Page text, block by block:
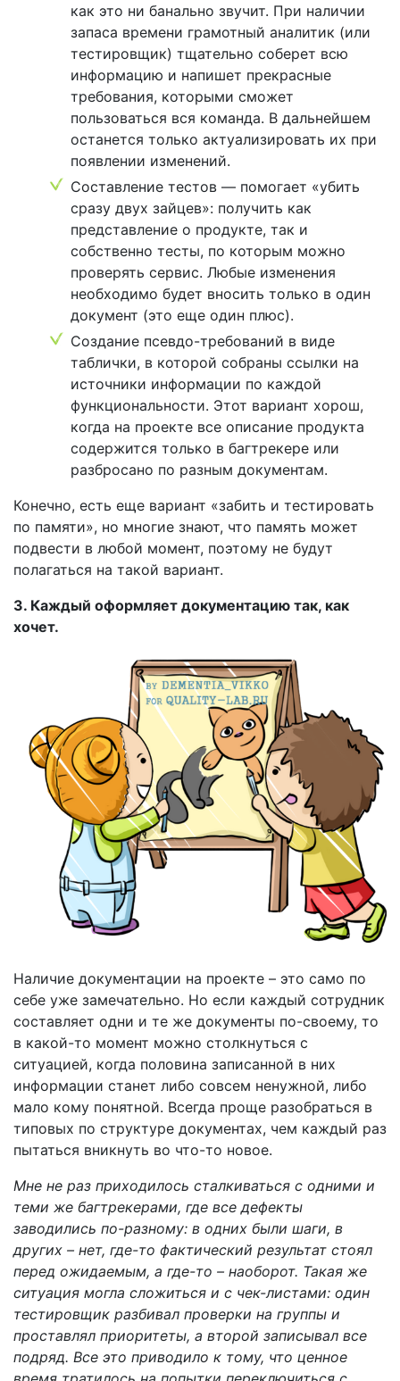
как это ни банально звучит. При наличии
запаса времени грамотный аналитик (или
тестировщик) тщательно соберет всю
информацию и напишет прекрасные
требования, которыми сможет
пользоваться вся команда. В дальнейшем
останется только актуализировать их при
появлении изменений.
Составление тестов — помогает «убить
сразу двух зайцев»: получить как
представление о продукте, так и
собственно тесты, по которым можно
проверять сервис. Любые изменения
необходимо будет вносить только в один
документ (это еще один плюс).
Создание псевдо-требований в виде
таблички, в которой собраны ссылки на
источники информации по каждой
функциональности. Этот вариант хорош,
когда на проекте все описание продукта
содержится только в багтрекере или
разбросано по разным документам.
Конечно, есть еще вариант «забить и тестировать
по памяти», но многие знают, что память может
подвести в любой момент, поэтому не будут
полагаться на такой вариант.
3. Каждый оформляет документацию так, как
хочет.
Наличие документации на проекте – это само по
себе уже замечательно. Но если каждый сотрудник
составляет одни и те же документы по-своему, то
в какой-то момент можно столкнуться с
ситуацией, когда половина записанной в них
информации станет либо совсем ненужной, либо
мало кому понятной. Всегда проще разобраться в
типовых по структуре документах, чем каждый раз
пытаться вникнуть во что-то новое.
Мне не раз приходилось сталкиваться с одними и
теми же багтрекерами, где все дефекты
заводились по-разному: в одних были шаги, в
других – нет, где-то фактический результат стоял
перед ожидаемым, а где-то – наоборот. Такая же
ситуация могла сложиться и с чек-листами: один
тестировщик разбивал проверки на группы и
проставлял приоритеты, а второй записывал все
подряд. Все это приводило к тому, что ценное